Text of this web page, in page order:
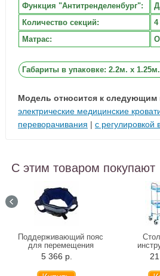
Функция "Антитренделенбург":
Количество секций:
4
Матрас:
Габариты в упаковке: 2.2м. x
Модель относится к следующим
электрические медицинские
переворачивания | с регулировкой
С этим товаром покупают
Поддерживающий пояс
для перемещения
Альцфикс
5 366 р.